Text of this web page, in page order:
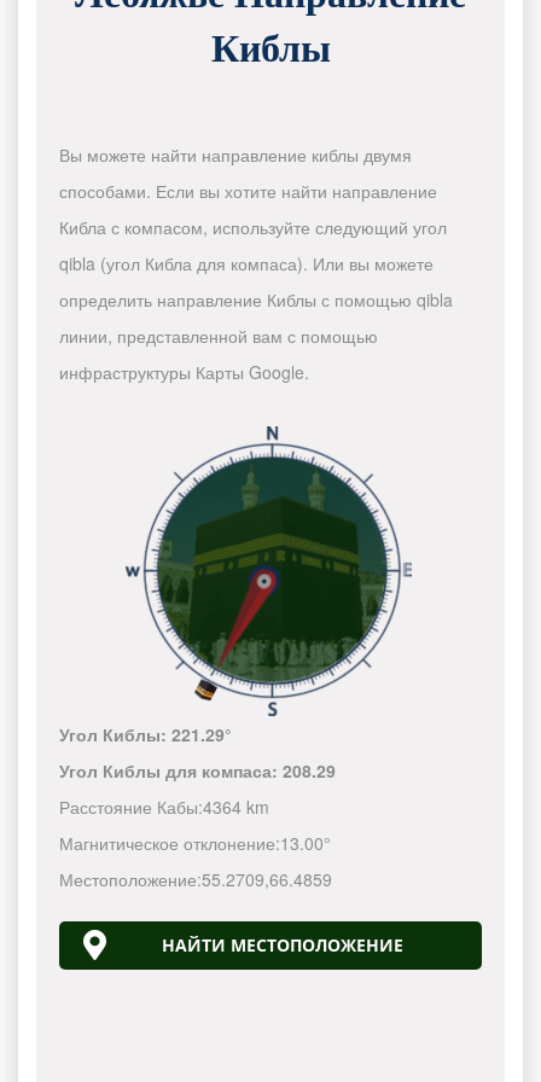
Киблы
Вы можете найти направление киблы двумя
способами. Если вы хотите найти направление
Кибла с компасом, используйте следующий угол
qibla (угол Кибла для компаса). Или вы можете
определить направление Киблы с помощью qibla
линии, представленной вам с помощью
инфраструктуры Карты Google.
Угол Киблы:221.29°
Угол Киблы для компаса:208.29
Расстояние Кабы:4364 km
Магнитическое отклонение:13.00°
Местоположение:55.2709,66.4859
НАЙТИ МЕСТОПОЛОЖЕНИЕ